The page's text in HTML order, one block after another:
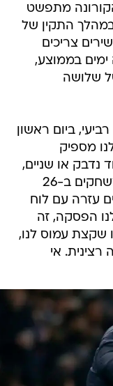
מתפשט
התקין של
צריכים
בממוצע,
שלושה
ביום ראשון
מספיק
נדבק או שניים,
שחקנים יצטרכו להיכנס לבידוד. המשחקים ב-26
עזרה עם לוח
הפסקה, זה
שקצת עמוס לנו,
רצינית. אי